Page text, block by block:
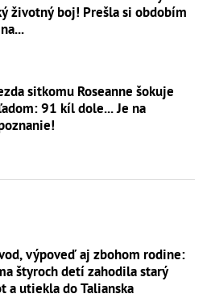
životný boj! Prešla si obdobím
sitkomu Roseanne šokuje
91 kíl dole... Je na
výpoveď aj zbohom rodine:
štyroch detí zahodila starý
a utiekla do Talianska